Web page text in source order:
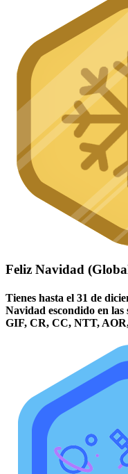
Feliz Navidad
Tienes hasta el 31 de
Navidad escondido en
GIF, CR, CC, NTT,